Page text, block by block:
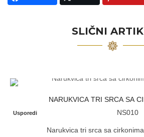
SLIČNI
NARUKVICA TRI SRCA SA
Usporedi NS010
Narukvica tri srca sa